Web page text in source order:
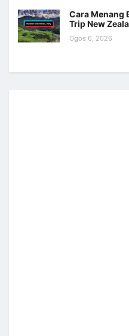
Cara Menang
Trip New
Ogos 6, 2026